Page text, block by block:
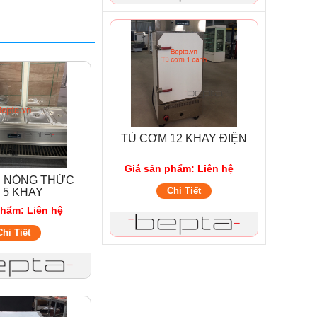
NÓNG THỨC
5 KHAY
Liên hệ
Tiết
TỦ CƠM 12 KHAY ĐIỆN
Giá sản phẩm: Liên hệ
Chi Tiết